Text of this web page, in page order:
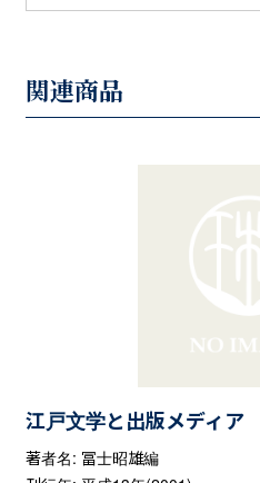
関連商品
江戸文学と出版メディア
著者名: 冨士昭雄編